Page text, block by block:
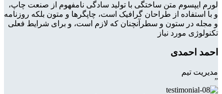
لورم ایپسوم متن ساختگی با تولید سادگی نامفهوم از صنعت چاپ،
و با استفاده از طراحان گرافیک است، چاپگرها و متون بلکه روزنامه
و مجله در ستون و سطرآنچنان که لازم است، و برای شرایط فعلی
تکنولوژی مورد نیاز
احمد احمدی
مدیریت تیم
”